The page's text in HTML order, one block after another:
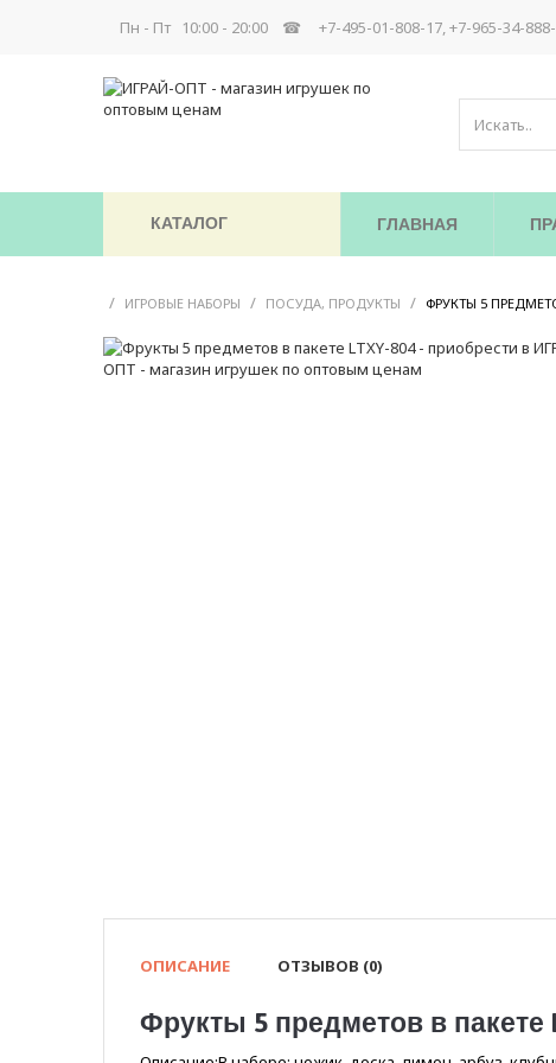
Пн - Пт 10:00 - 20:00 ☎ +7-495-01-808-17, +7-965-34-
КАТАЛОГ ГЛАВНАЯ
/ ИГРОВЫЕ НАБОРЫ / ПОСУДА, ПРОДУКТЫ / ФРУКТЫ 5
ОПИСАНИЕ ОТЗЫВОВ (0)
Фрукты 5 предметов в пакете